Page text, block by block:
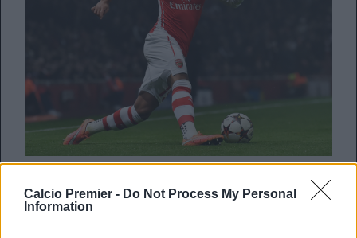
Calcio Premier - Do Not Process My Personal
Information
Alex Oxlade-Chamberlain
GliHammershanno pronti per il classe ’93 scuola
Southampton